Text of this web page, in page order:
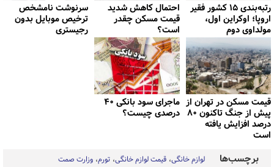
رتبه‌بندی ۱۵ کشور فقیر
اروپا؛ اوکراین اول،
مولداوی دوم
احتمال کاهش شدید
قیمت مسکن چقدر
است؟
سرنوشت نامشخص
ترخیص موبایل‌ بدون
رجیستری
قیمت مسکن در تهران از
پیش از جنگ تاکنون ۸۰
درصد افزایش یافته
است
ماجرای سود بانکی ۴۰
درصدی چیست؟
برچسب‌ها لوازم خانگی قیمت لوازم خانگی تورم وزارت صمت